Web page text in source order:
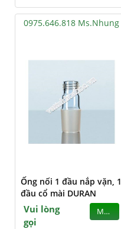
0975.646.818 Ms.Nhung
Ống nối 1 đầu nắp vặn, 1
đầu cổ mài DURAN
Vui lòng
gọi
MUA